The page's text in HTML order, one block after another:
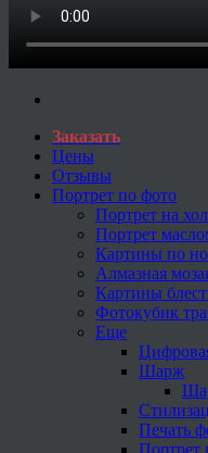
Заказать
Цены
Отзывы
Портрет по фото
Портрет на
Портрет
Картины по
Алмазная
Картины
Фотокубик
Еще
Шарж
Печать
Портрет